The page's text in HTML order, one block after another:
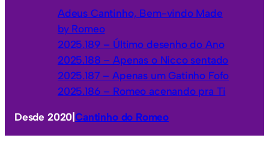
Adeus Cantinho, Bem-vindo Made
by Romeo
2025.189 – Último desenho do Ano
2025.188 – Apenas o Nicco sentado
2025.187 – Apenas um Gatinho Fofo
2025.186 – Romeo acenando pra Ti
Desde 2020 |Cantinho do Romeo